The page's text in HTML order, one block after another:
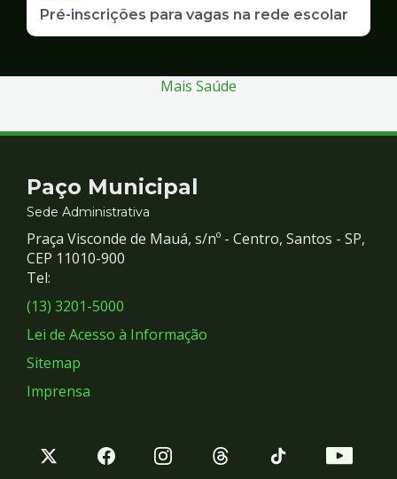
Pré-inscrições para vagas na rede escolar
Mais Saúde
Contato
e
Redes
Sociais
Paço Municipal
Sede Administrativa
Praça Visconde de Mauá, s/nº - Centro, Santos - SP,
CEP 11010-900
Tel:
(13) 3201-5000
Lei de Acesso à Informação
Sitemap
Imprensa